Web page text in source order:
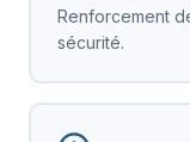
Renforcement
sécurité.